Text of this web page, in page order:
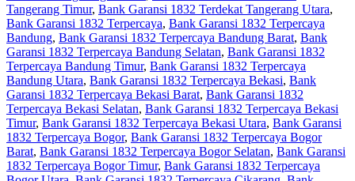
Tangerang Timur, Bank Garansi 1832 Terdekat Tangerang Utara,
Bank Garansi 1832 Terpercaya, Bank Garansi 1832 Terpercaya
Bandung, Bank Garansi 1832 Terpercaya Bandung Barat, Bank
Garansi 1832 Terpercaya Bandung Selatan, Bank Garansi 1832
Terpercaya Bandung Timur, Bank Garansi 1832 Terpercaya
Bandung Utara, Bank Garansi 1832 Terpercaya Bekasi, Bank
Garansi 1832 Terpercaya Bekasi Barat, Bank Garansi 1832
Terpercaya Bekasi Selatan, Bank Garansi 1832 Terpercaya Bekasi
Timur, Bank Garansi 1832 Terpercaya Bekasi Utara, Bank Garansi
1832 Terpercaya Bogor, Bank Garansi 1832 Terpercaya Bogor
Barat, Bank Garansi 1832 Terpercaya Bogor Selatan, Bank Garansi
1832 Terpercaya Bogor Timur, Bank Garansi 1832 Terpercaya